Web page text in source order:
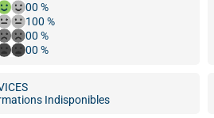
00 %
100 %
00 %
00 %
Indisponibles